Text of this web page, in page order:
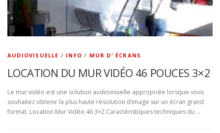
AUDIOVISUELLE / INFO / MUR D' ÉCRANS
LOCATION DU MUR VIDÉO 46 POUCES 3×2
Le mur vidéo est une solution audiovisuelle appropriée lorsque vous
souhaitez obtenir la plus haute résolution d’image sur un écran grand
format. Location Mur Vidéo 46 3×2 Caractéristiques techniques du …